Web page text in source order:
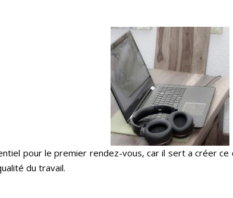
pour le premier rendez-vous, car il sert a créer
du travail.